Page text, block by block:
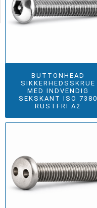
BUTTONHEAD
SIKKERHEDSSKRUE
MED INDVENDIG
SEKSKANT ISO 7380
RUSTFRI A2
Category